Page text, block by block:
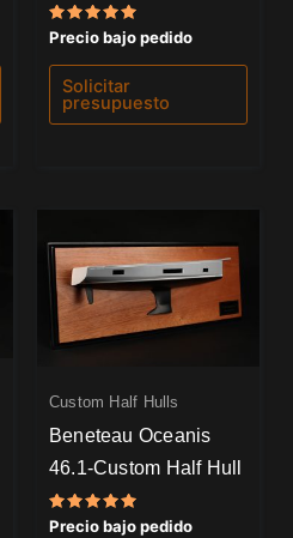
Valorado
5.00
de 5
Precio bajo pedido
Solicitar
presupuesto
Custom Half Hulls
Beneteau Oceanis
46.1-Custom Half Hull
Valorado
Precio bajo pedido